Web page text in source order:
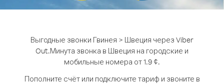
Выгодные звонки Гвинея > Швеция через Viber
Out.Минута звонка в Швеция на городские и
мобильные номера от 1.9 ¢.
Пополните счёт или подключите тариф и звоните в